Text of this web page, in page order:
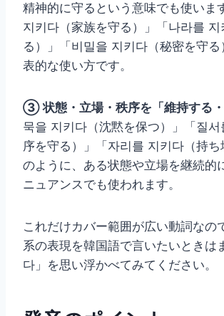
精神的に守るという意味でも使いま
지키다（家族を守る）」「나라를
る）」「비밀을 지키다（秘密を守
表的な使い方です。
③ 状態・立場・秩序を「維持する・
묵을 지키다（沈黙を保つ）」「질
序を守る）」「자리를 지키다（持ち
のように、ある状態や立場を継続的
ニュアンスでも使われます。
これだけカバー範囲が広い動詞なの
系の表現を韓国語で言いたいときは
다」を思い浮かべてみてください。